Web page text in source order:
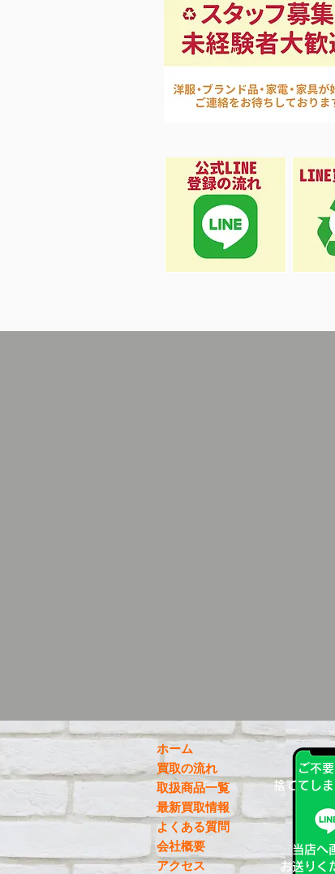
本
ホーム
買取の流れ
取扱商品一覧
最新買取情報
よくある質問
会社概要
アクセス
ご不
捨ててし
当店へ
お送りく